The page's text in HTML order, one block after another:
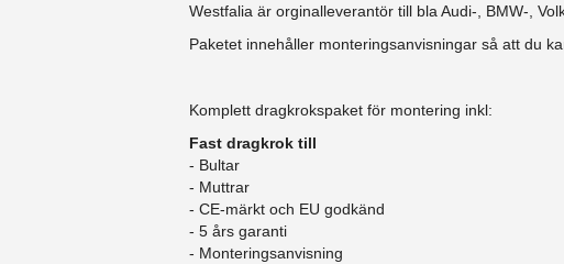
Westfalia är orginalleverantör till bla Audi-, BMW-,
Paketet innehåller monteringsanvisningar så att du
Komplett dragkrokspaket för montering inkl:
Fast dragkrok till
- Bultar
- Muttrar
- CE-märkt och EU godkänd
​- 5 års garanti
- Monteringsanvisning